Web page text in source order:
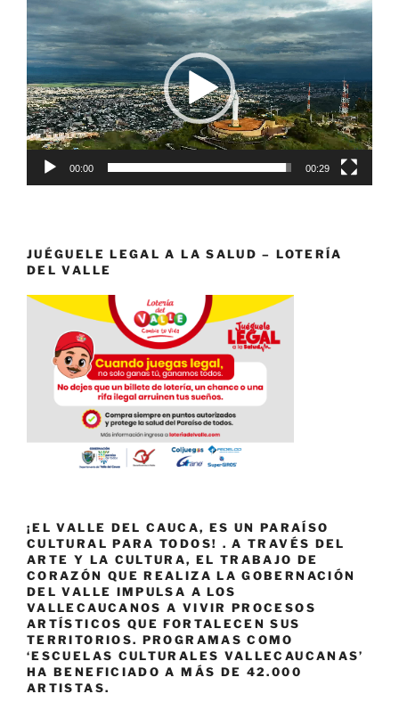
de
vídeo
00:00 00:29
JUÉGUELE LEGAL A LA SALUD – LOTERÍA
DEL VALLE
¡EL VALLE DEL CAUCA, ES UN PARAÍSO
CULTURAL PARA TODOS! . A TRAVÉS DEL
ARTE Y LA CULTURA, EL TRABAJO DE
CORAZÓN QUE REALIZA LA GOBERNACIÓN
DEL VALLE IMPULSA A LOS
VALLECAUCANOS A VIVIR PROCESOS
ARTÍSTICOS QUE FORTALECEN SUS
TERRITORIOS. PROGRAMAS COMO
‘ESCUELAS CULTURALES VALLECAUCANAS’
HA BENEFICIADO A MÁS DE 42.000
ARTISTAS.